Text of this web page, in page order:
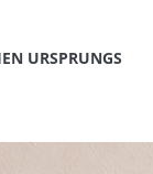
URSPRUNGS